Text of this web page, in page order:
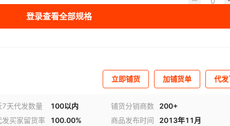
登录查看全部规格
立即铺货 加铺货单 代
7天代发数量 100以内 铺货分销商数
200+
发买家留货率
100.00% 商品发布时间 2013年11月